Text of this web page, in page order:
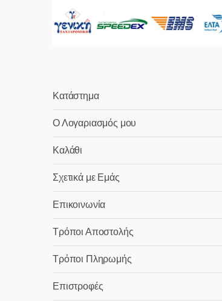
Κατάστημα
Ο Λογαριασμός μου
Καλάθι
Σχετικά με Εμάς
Επικοινωνία
Τρόποι Αποστολής
Τρόποι Πληρωμής
Επιστροφές